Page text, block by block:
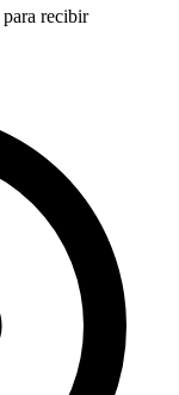
para recibir